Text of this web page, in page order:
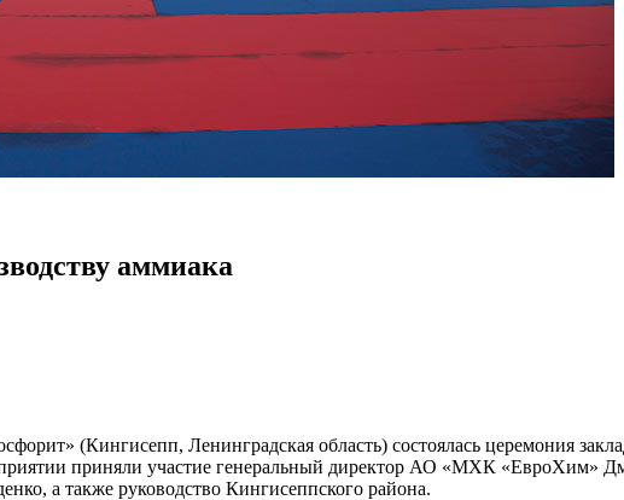
аммиака
(Кингисепп, Ленинградская область) состоялась церемония
приняли участие генеральный директор АО «МХК «ЕвроХим»
а также руководство Кингисеппского района.